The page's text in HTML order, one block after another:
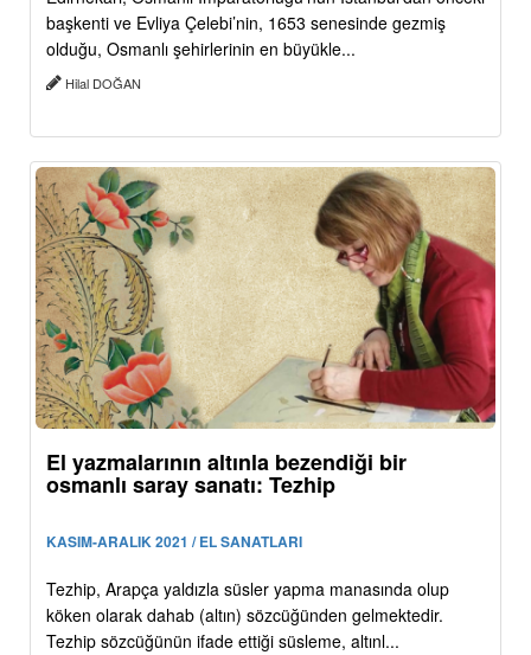
başkenti ve Evliya Çelebi’nin, 1653 senesinde gezmiş
olduğu, Osmanlı şehirlerinin en büyükle...
Hilal DOĞAN
El yazmalarının altınla bezendiği bir
osmanlı saray sanatı: Tezhip
KASIM-ARALIK 2021 / EL SANATLARI
Tezhip, Arapça yaldızla süsler yapma manasında olup
köken olarak dahab (altın) sözcüğünden gelmektedir.
Tezhip sözcüğünün ifade ettiği süsleme, altınl...